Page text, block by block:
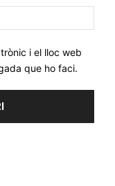
web:
i el lloc web
que ho faci.